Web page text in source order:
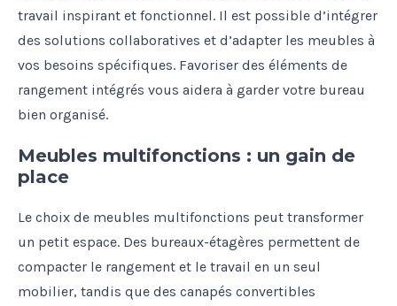
travail inspirant et fonctionnel. Il est possible d’intégrer
des solutions collaboratives et d’adapter les meubles à
vos besoins spécifiques. Favoriser des éléments de
rangement intégrés vous aidera à garder votre bureau
bien organisé.
Meubles multifonctions : un gain de
place
Le choix de meubles multifonctions peut transformer
un petit espace. Des bureaux-étagères permettent de
compacter le rangement et le travail en un seul
mobilier, tandis que des canapés convertibles